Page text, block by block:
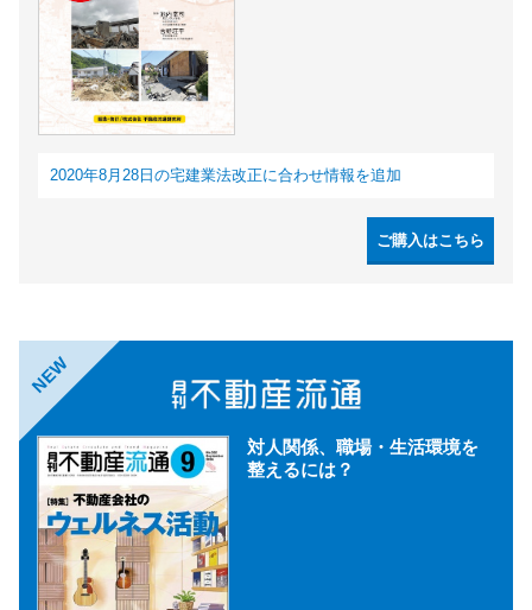
2020年8月28日の宅建業法改正に合わせ情報を追加
ご購入はこちら
NEW
対人関係、職場・生活環境を
整えるには？